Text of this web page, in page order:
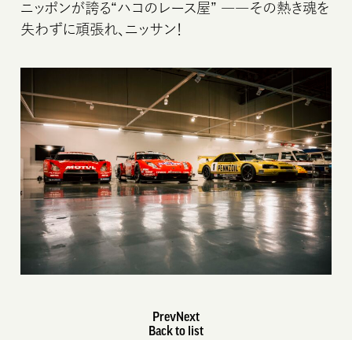
ニッポンが誇る“ハコのレース屋” ――その熱き魂を
失わずに頑張れ、ニッサン！
Back to list
PrevNext